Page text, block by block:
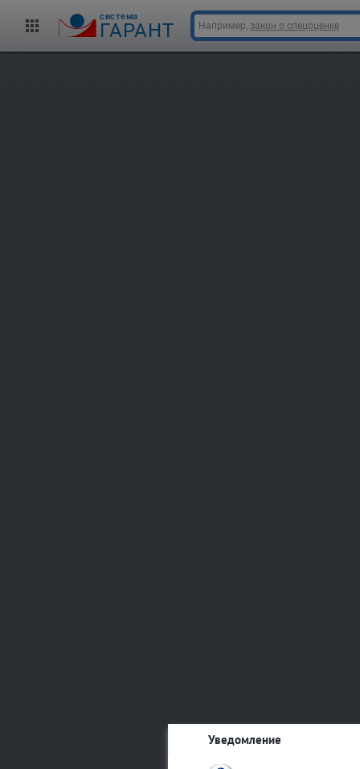
cистема
ГАРАНТ Например, закон о спецоценке
Уведомление